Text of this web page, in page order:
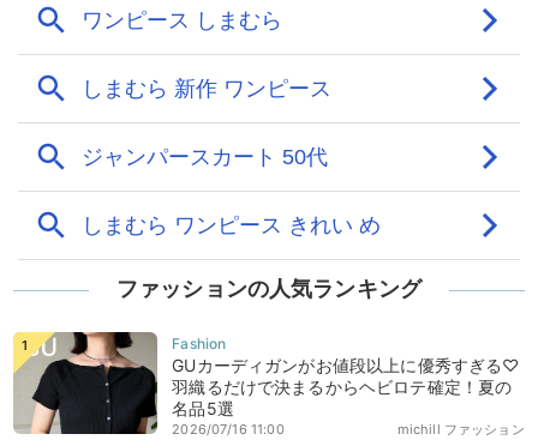
ファッションの人気ランキング
GUカーディガンがお値段以上に優秀すぎる♡
羽織るだけで決まるからヘビロテ確定！夏の
名品5選
michill ファッション
2026/07/16 11:00